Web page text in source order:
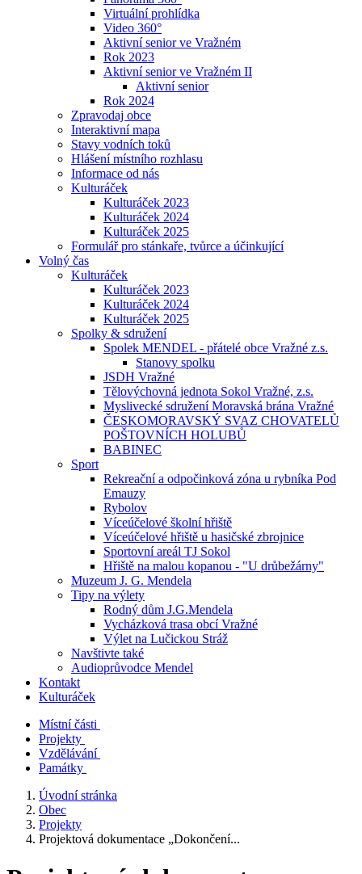
Virtuální prohlídka
Video 360°
Aktivní senior ve Vražném
Rok 2023
Aktivní senior ve Vražném II
Aktivní senior
Rok 2024
Zpravodaj obce
Interaktivní mapa
Stavy vodních toků
Hlášení místního rozhlasu
Informace od nás
Kulturáček
Kulturáček 2023
Kulturáček 2024
Kulturáček 2025
Formulář pro stánkaře, tvůrce a účinkující
Volný čas
Kulturáček
Kulturáček 2023
Kulturáček 2024
Kulturáček 2025
Spolky & sdružení
Spolek MENDEL - přátelé obce Vražné z.s.
Stanovy spolku
JSDH Vražné
Tělovýchovná jednota Sokol Vražné, z.s.
Myslivecké sdružení Moravská brána Vražné
ČESKOMORAVSKÝ SVAZ CHOVATELŮ
POŠTOVNÍCH HOLUBŮ
BABINEC
Sport
Rekreační a odpočinková zóna u rybníka Pod
Emauzy
Rybolov
Víceúčelové školní hřiště
Víceúčelové hřiště u hasičské zbrojnice
Sportovní areál TJ Sokol
Hřiště na malou kopanou - "U drůbežárny"
Muzeum J. G. Mendela
Tipy na výlety
Rodný dům J.G.Mendela
Vycházková trasa obcí Vražné
Výlet na Lučickou Stráž
Navštivte také
Audioprůvodce Mendel
Kontakt
Kulturáček
Místní části
Projekty
Vzdělávání
Památky
Úvodní stránka
Obec
Projekty
Projektová dokumentace „Dokončení...